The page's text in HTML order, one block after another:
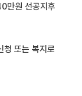
만원 선공지후
청 또는 복지로